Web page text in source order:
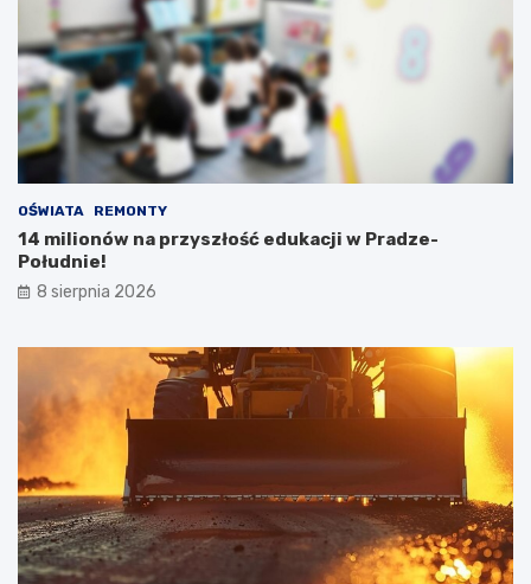
OŚWIATA REMONTY
14 milionów na przyszłość edukacji w Pradze-
Południe!
8 sierpnia 2026